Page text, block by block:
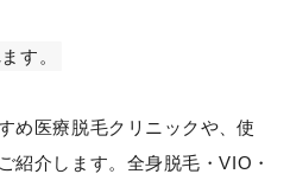
す。
め医療脱毛クリニックや、使
紹介します。全身脱毛・VIO・